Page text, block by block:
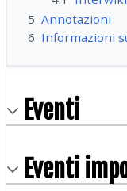
5 Annotazioni
6 Informazioni
Eventi
Eventi